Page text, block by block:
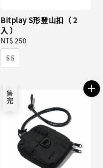
Bitplay S形登山扣（ 2
入 ）
Regular
price
NT$ 250
售完